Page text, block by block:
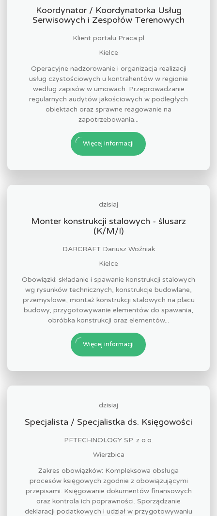
Koordynator / Koordynatorka Usług
Serwisowych i Zespołów Terenowych
Klient portalu Praca.pl
Kielce
Operacyjne nadzorowanie i organizacja realizacji
usług czystościowych u kontrahentów w regionie
według zapisów w umowach. Przeprowadzanie
regularnych audytów jakościowych w podległych
obiektach oraz sprawne reagowanie na
zapotrzebowania...
Więcej informacji
dzisiaj
Monter konstrukcji stalowych - ślusarz
(K/M/I)
DARCRAFT Dariusz Woźniak
Kielce
Obowiązki: składanie i spawanie konstrukcji stalowych
wg rysunków technicznych, konstrukcje budowlane,
przemysłowe, montaż konstrukcji stalowych na placu
budowy, przygotowywanie elementów do spawania,
obróbka konstrukcji oraz elementów...
Więcej informacji
dzisiaj
Specjalista / Specjalistka ds. Księgowości
PFTECHNOLOGY SP. z o.o.
Wierzbica
Zakres obowiązków: Kompleksowa obsługa
procesów księgowych zgodnie z obowiązującymi
przepisami. Księgowanie dokumentów finansowych
oraz kontrola ich poprawności. Sporządzanie
deklaracji podatkowych i udział w przygotowywaniu